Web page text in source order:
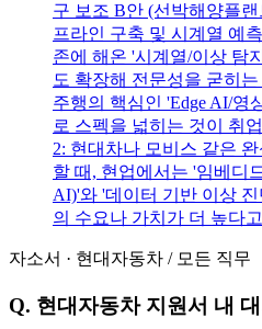
구 보조 B안 (선박해양플
프라인 구축 및 시계열 예
존에 해온 '시계열/이상 탐
도 확장해 전문성을 굳히
주행의 핵심인 'Edge AI/영
로 스펙을 넓히는 것이 취
2: 현대차나 모비스 같은
할 때, 현업에서는 '임베디
AI)'와 '데이터 기반 이상
의 수요나 가치가 더 높다
자소서 · 현대자동차 / 모든 직무
Q. 현대자동차 지원서 내